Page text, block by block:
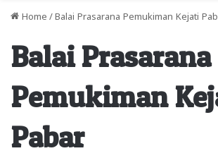
Home / Balai Prasarana Pemukiman Kejati
Balai Prasarana
Pemukiman
Pabar